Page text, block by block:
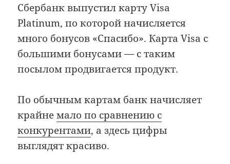
Сбербанк выпустил карту Visa
Platinum, по которой начисляется
много бонусов «Спасибо». Карта Visa с
большими бонусами — с таким
посылом продвигается продукт.
По обычным картам банк начисляет
крайнемало по сравнению с
конкурентами, а здесь цифры
выглядят красиво.